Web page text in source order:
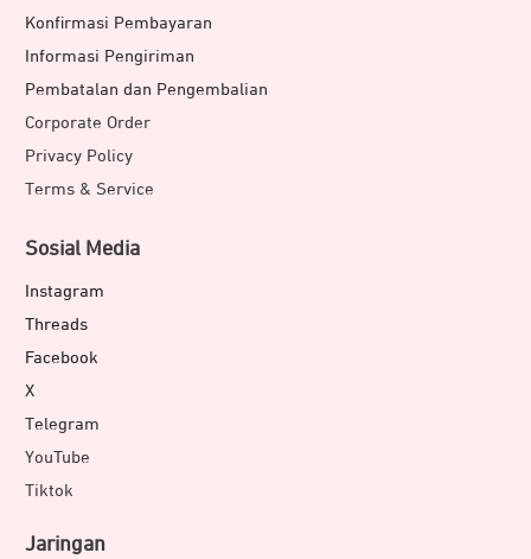
Konfirmasi Pembayaran
Informasi Pengiriman
Pembatalan dan Pengembalian
Corporate Order
Privacy Policy
Terms & Service
Sosial Media
Instagram
Threads
Facebook
X
Telegram
YouTube
Tiktok
Jaringan